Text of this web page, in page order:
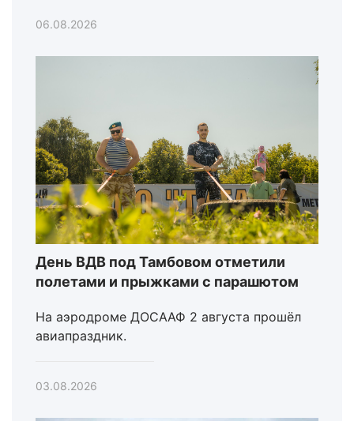
06.08.2026
День ВДВ под Тамбовом отметили
полетами и прыжками с парашютом
На аэродроме ДОСААФ 2 августа прошёл
авиапраздник.
03.08.2026